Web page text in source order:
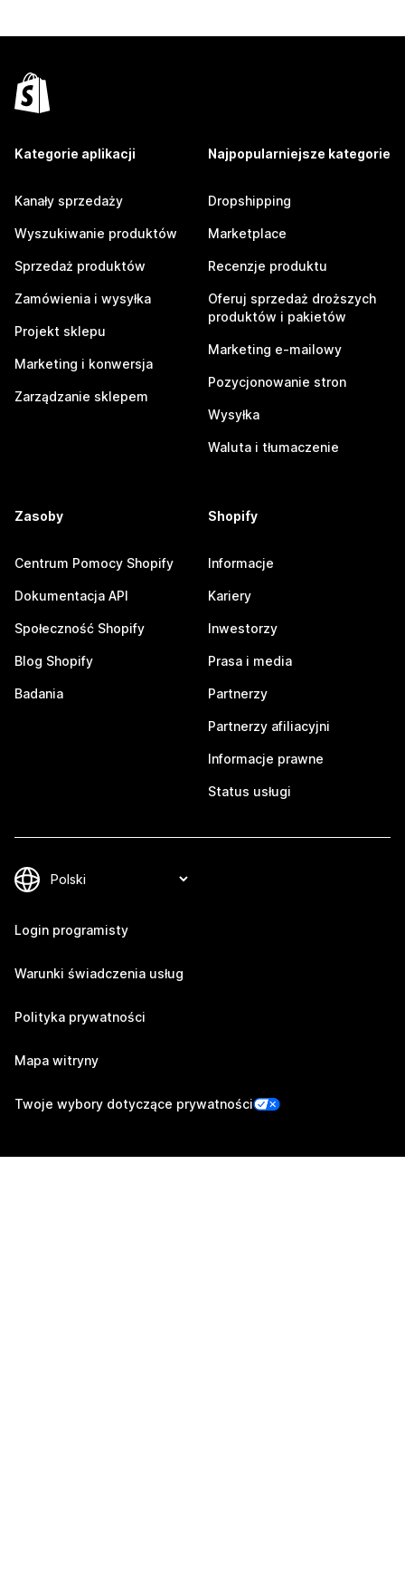
Kategorie aplikacji
Kanały sprzedaży
Wyszukiwanie produktów
Sprzedaż produktów
Zamówienia i wysyłka
Projekt sklepu
Marketing i konwersja
Zarządzanie sklepem
Najpopularniejsze kategorie
Dropshipping
Marketplace
Recenzje produktu
Oferuj sprzedaż droższych
produktów i pakietów
Marketing e-mailowy
Pozycjonowanie stron
Wysyłka
Waluta i tłumaczenie
Zasoby
Centrum Pomocy Shopify
Dokumentacja API
Społeczność Shopify
Blog Shopify
Badania
Shopify
Informacje
Kariery
Inwestorzy
Prasa i media
Partnerzy
Partnerzy afiliacyjni
Informacje prawne
Status usługi
Login programisty
Warunki świadczenia usług
Polityka prywatności
Mapa witryny
Twoje wybory dotyczące prywatności